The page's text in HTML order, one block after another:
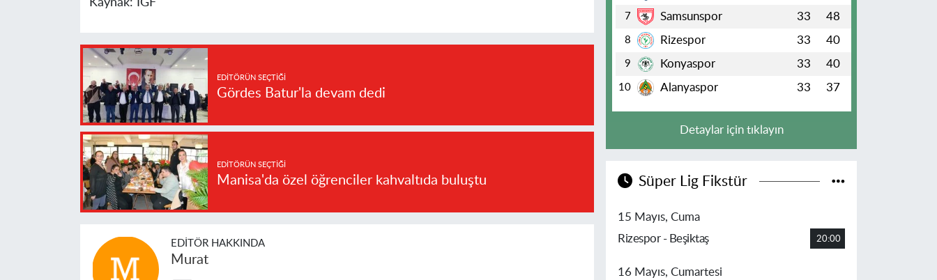
EDITÖRÜN SEÇTIĞI
Gördes Batur'la devam dedi
EDITÖRÜN SEÇTIĞI
Manisa'da özel öğrenciler kahvaltıda buluştu
EDITÖR HAKKINDA
Murat
7 Samsunspor 33 48
8 Rizespor 33 40
9 Konyaspor 33 40
10 Alanyaspor 33 37
Detaylar için tıklayın
Süper Lig Fikstür
15 Mayıs, Cuma
Rizespor - Beşiktaş
20:00
16 Mayıs, Cumartesi